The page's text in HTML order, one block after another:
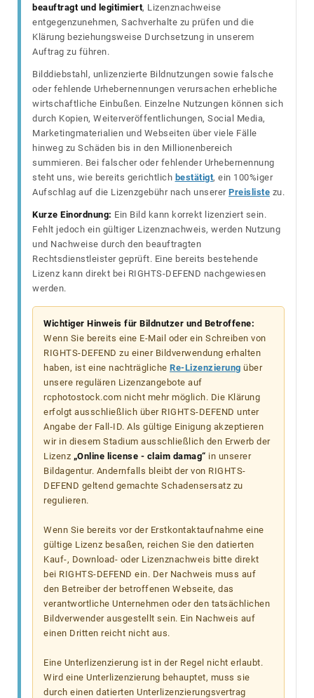
beauftragt und legitimiert, Lizenznachweise
entgegenzunehmen, Sachverhalte zu prüfen und die
Klärung beziehungsweise Durchsetzung in unserem
Auftrag zu führen.
Bilddiebstahl, unlizenzierte Bildnutzungen sowie falsche
oder fehlende Urhebernennungen verursachen erhebliche
wirtschaftliche Einbußen. Einzelne Nutzungen können sich
durch Kopien, Weiterveröffentlichungen, Social Media,
Marketingmaterialien und Webseiten über viele Fälle
hinweg zu Schäden bis in den Millionenbereich
summieren. Bei falscher oder fehlender Urhebernennung
steht uns, wie bereits gerichtlich bestätigt, ein 100%iger
Aufschlag auf die Lizenzgebühr nach unserer Preisliste zu.
Kurze Einordnung: Ein Bild kann korrekt lizenziert sein.
Fehlt jedoch ein gültiger Lizenznachweis, werden Nutzung
und Nachweise durch den beauftragten
Rechtsdienstleister geprüft. Eine bereits bestehende
Lizenz kann direkt bei RIGHTS-DEFEND nachgewiesen
werden.
Wichtiger Hinweis für Bildnutzer und Betroffene:
Wenn Sie bereits eine E-Mail oder ein Schreiben von
RIGHTS-DEFEND zu einer Bildverwendung erhalten
haben, ist eine nachträgliche Re-Lizenzierung über
unsere regulären Lizenzangebote auf
rcphotostock.com nicht mehr möglich. Die Klärung
erfolgt ausschließlich über RIGHTS-DEFEND unter
Angabe der Fall-ID. Als gültige Einigung akzeptieren
wir in diesem Stadium ausschließlich den Erwerb der
Lizenz „Online license - claim damag“ in unserer
Bildagentur. Andernfalls bleibt der von RIGHTS-
DEFEND geltend gemachte Schadensersatz zu
regulieren.
Wenn Sie bereits vor der Erstkontaktaufnahme eine
gültige Lizenz besaßen, reichen Sie den datierten
Kauf-, Download- oder Lizenznachweis bitte direkt
bei RIGHTS-DEFEND ein. Der Nachweis muss auf
den Betreiber der betroffenen Webseite, das
verantwortliche Unternehmen oder den tatsächlichen
Bildverwender ausgestellt sein. Ein Nachweis auf
einen Dritten reicht nicht aus.
Eine Unterlizenzierung ist in der Regel nicht erlaubt.
Wird eine Unterlizenzierung behauptet, muss sie
durch einen datierten Unterlizenzierungsvertrag